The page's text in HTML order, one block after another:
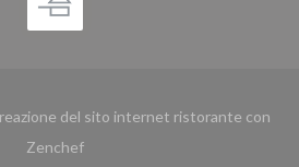
del sito internet ristorante con
Zenchef((apre una nuova finestra))